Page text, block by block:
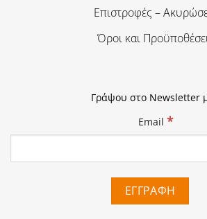
Επιστροφές –
Όροι και
Γράψου στο Newsletter
Email *